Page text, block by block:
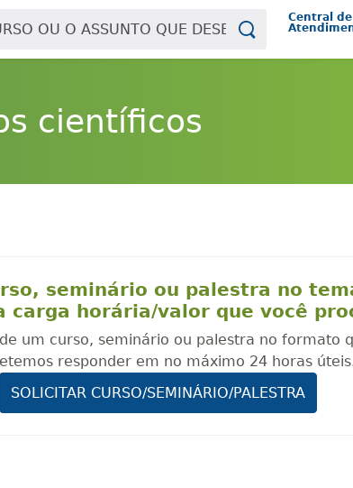
Central de
científicos
seminário ou palestra no
carga horária/valor que você
um curso, seminário ou palestra no formato
responder em no máximo 24 horas
SOLICITAR CURSO/SEMINÁRIO/PALESTRA